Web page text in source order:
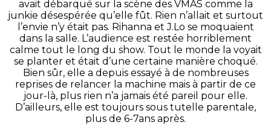
avait débarqué sur la scène des VMAS comme la
junkie désespérée qu’elle fût. Rien n’allait et surtout
l’envie n’y était pas. Rihanna et J.Lo se moquaient
dans la salle. L’audience est restée horriblement
calme tout le long du show. Tout le monde la voyait
se planter et était d’une certaine manière choqué.
Bien sûr, elle a depuis essayé à de nombreuses
reprises de relancer la machine mais à partir de ce
jour-là, plus rien n’a jamais été pareil pour elle.
D’ailleurs, elle est toujours sous tutelle parentale,
plus de 6-7ans après.